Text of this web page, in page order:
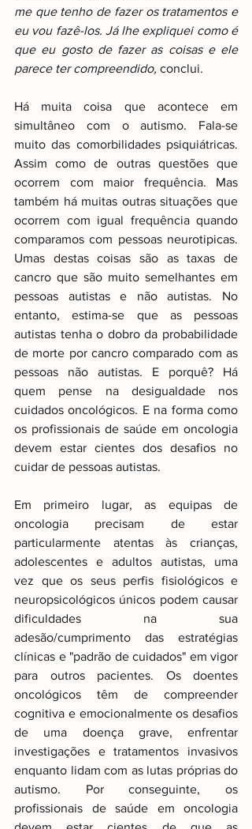
me que tenho de fazer os tratamentos e
eu vou fazê-los. Já lhe expliquei como é
que eu gosto de fazer as coisas e ele
parece ter compreendido, conclui.
Há muita coisa que acontece em
simultâneo com o autismo. Fala-se
muito das comorbilidades psiquiátricas.
Assim como de outras questões que
ocorrem com maior frequência. Mas
também há muitas outras situações que
ocorrem com igual frequência quando
comparamos com pessoas neurotipicas.
Umas destas coisas são as taxas de
cancro que são muito semelhantes em
pessoas autistas e não autistas. No
entanto, estima-se que as pessoas
autistas tenha o dobro da probabilidade
de morte por cancro comparado com as
pessoas não autistas. E porquê? Há
quem pense na desigualdade nos
cuidados oncológicos. E na forma como
os profissionais de saúde em oncologia
devem estar cientes dos desafios no
cuidar de pessoas autistas.
Em primeiro lugar, as equipas de
oncologia precisam de estar
particularmente atentas às crianças,
adolescentes e adultos autistas, uma
vez que os seus perfis fisiológicos e
neuropsicológicos únicos podem causar
dificuldades na sua
adesão/cumprimento das estratégias
clínicas e "padrão de cuidados" em vigor
para outros pacientes. Os doentes
oncológicos têm de compreender
cognitiva e emocionalmente os desafios
de uma doença grave, enfrentar
investigações e tratamentos invasivos
enquanto lidam com as lutas próprias do
autismo. Por conseguinte, os
profissionais de saúde em oncologia